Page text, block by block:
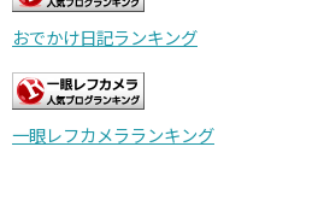
おでかけ日記ランキング
一眼レフカメラランキング